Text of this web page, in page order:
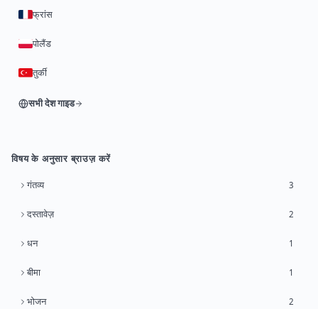
फ्रांस
पोलैंड
तुर्की
सभी देश गाइड
विषय के अनुसार ब्राउज़ करें
गंतव्य 3
दस्तावेज़ 2
धन 1
बीमा 1
भोजन 2